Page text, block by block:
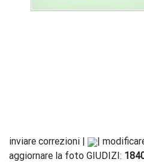
inviare correzioni |
|
aggiornare la foto GIUDIZI: